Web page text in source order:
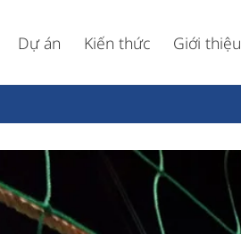
Dự án Kiến thức Giới thiệu